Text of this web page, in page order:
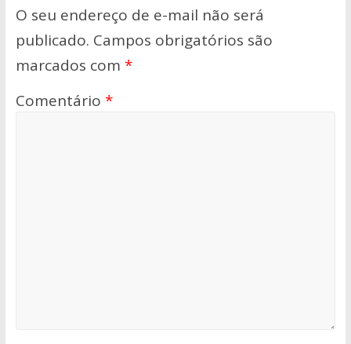
O seu endereço de e-mail não será
publicado. Campos obrigatórios são
marcados com *
Comentário *